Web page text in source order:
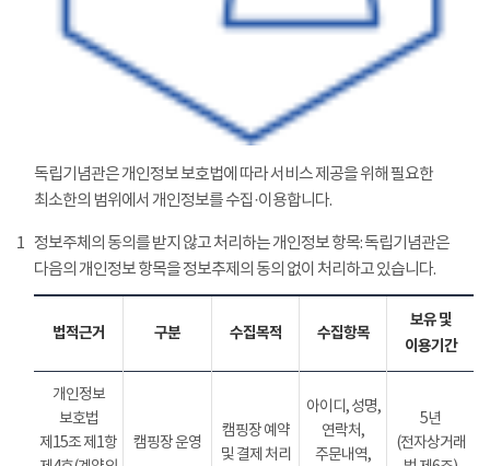
독립기념관은 개인정보 보호법에 따라 서비스 제공을 위해 필요한
최소한의 범위에서 개인정보를 수집·이용합니다.
1 정보주체의 동의를 받지 않고 처리하는 개인정보 항목: 독립기념관은
다음의 개인정보 항목을 정보추제의 동의 없이 처리하고 있습니다.
법적근거 구분 수집목적 수집항목
보유 및
이용기간
개인정보
보호법
제15조 제1항
캠핑장 운영
캠핑장 예약
및 결제 처리
아이디, 성명,
연락처,
주문내역,
5년
(전자상거래